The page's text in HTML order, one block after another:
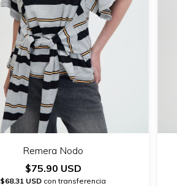
Remera Nodo
$75.90 USD
$68.31 USD con transferencia